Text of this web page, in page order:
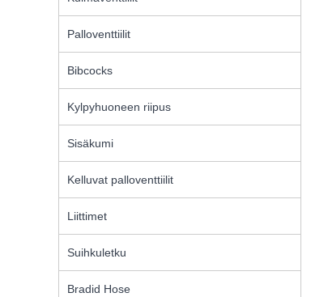
Palloventtiilit
Bibcocks
Kylpyhuoneen riipus
Sisäkumi
Kelluvat palloventtiilit
Liittimet
Suihkuletku
Bradid Hose